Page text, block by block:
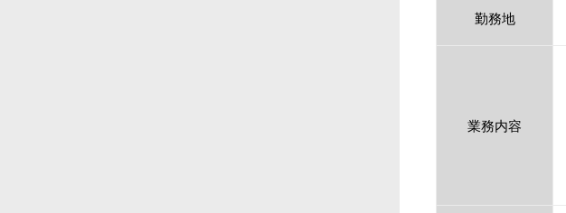
勤務地
業務内容